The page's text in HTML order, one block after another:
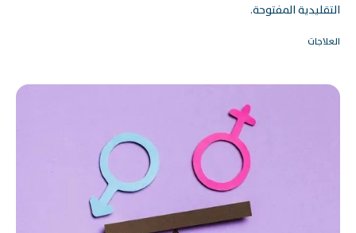
التقليدية المفتوحة.
العلاجات